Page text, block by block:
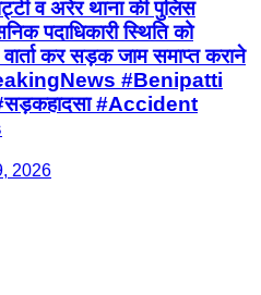
व अरेर थाना की पुलिस
पदाधिकारी स्थिति को
कर सड़क जाम समाप्त कराने
#Benipatti
#Accident
2026